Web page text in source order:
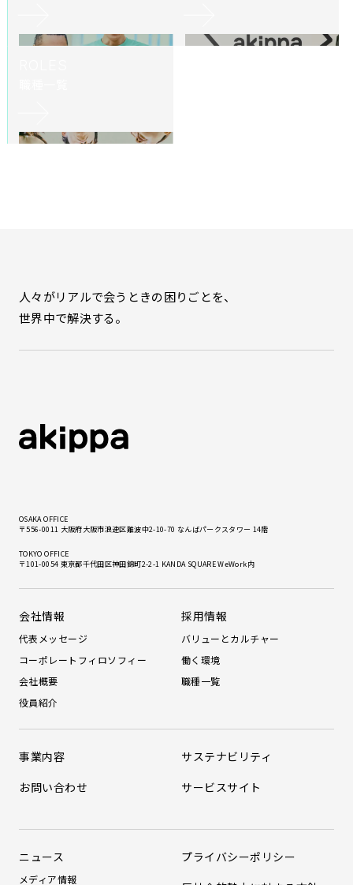
人々がリアルで会うときの困りごとを、
世界中で解決する。
OSAKA OFFICE
〒556-0011 大阪府大阪市浪速区難波中2-10-70 なんばパークスタワー 14階
TOKYO OFFICE
〒101-0054 東京都千代田区神田錦町2-2-1 KANDA SQUARE WeWork内
会社情報
代表メッセージ
コーポレートフィロソフィー
会社概要
役員紹介
採用情報
バリューとカルチャー
働く環境
職種一覧
事業内容
サステナビリティ
お問い合わせ
サービスサイト
ニュース
メディア情報
プライバシーポリシー